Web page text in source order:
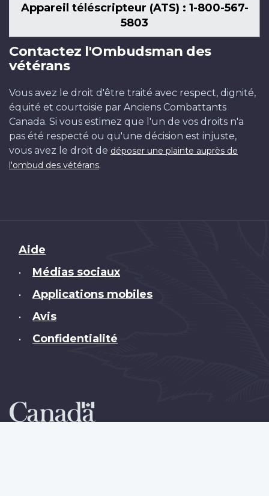
Appareil téléscripteur (ATS) : 1-800-567-
5803
Contactez l'Ombudsman des
vétérans
Vous avez le droit d'être traité avec respect, dignité,
équité et courtoisie par Anciens Combattants
Canada. Si vous estimez que l'un de vos droits n'a
pas été respecté ou qu'une décision est injuste,
vous avez le droit de déposer une plainte auprès de
l'ombud des vétérans.
Brand
Aide
• Médias sociaux
• Applications mobiles
• Avis
• Confidentialité